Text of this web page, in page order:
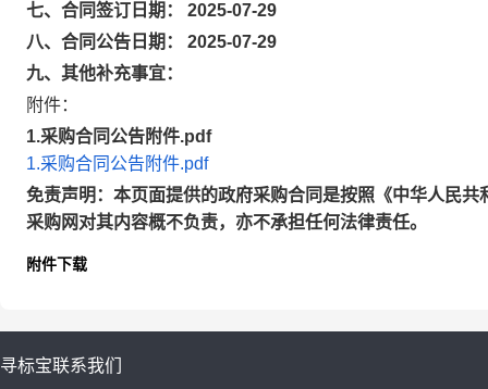
七、合同签订日期： 2025-07-29
八、合同公告日期： 2025-07-29
九、其他补充事宜：
附件：
1.采购合同公告附件.pdf
1.采购合同公告附件.pdf
免责声明：本页面提供的政府采购合同是按照《中华人民
采购网对其内容概不负责，亦不承担任何法律责任。
附件下载
寻标宝联系我们